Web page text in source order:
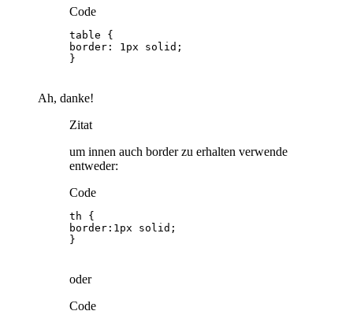
Code
}
Ah, danke!
Zitat
um innen auch border zu erhalten verwende
entweder:
Code
}
oder
Code